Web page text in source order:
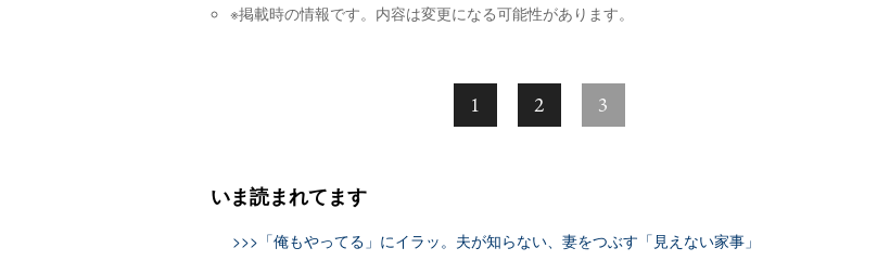
※掲載時の情報です。内容は変更になる可能性があります。
1 2 3
いま読まれてます
>>>「俺もやってる」にイラッ。夫が知らない、妻をつぶす「見えない家事」